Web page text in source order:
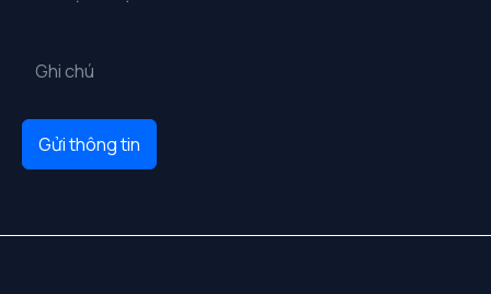
Gửi thông tin